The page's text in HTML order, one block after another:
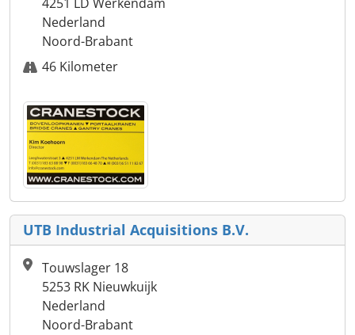
4251 LD Werkendam
Nederland
Noord-Brabant
46 Kilometer
UTB Industrial Acquisitions B.V.
Touwslager 18
5253 RK Nieuwkuijk
Nederland
Noord-Brabant